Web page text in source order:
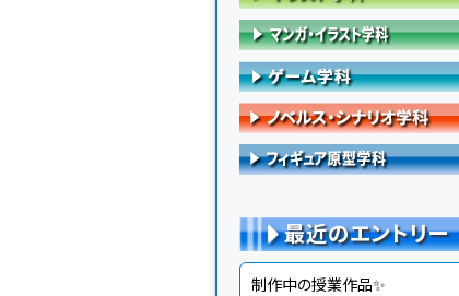
最近のエントリー
制作中の授業作品✨